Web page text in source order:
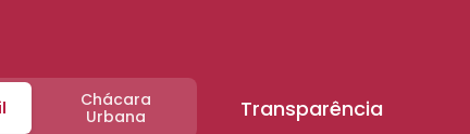
Chácara
Urbana
Transparência